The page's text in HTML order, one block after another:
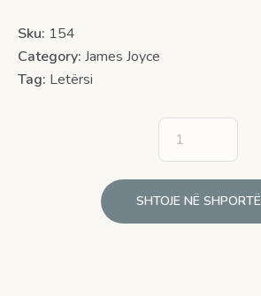
Sku: 154
Category: James Joyce
Tag: Letërsi
SHTOJE NË SHPORTË